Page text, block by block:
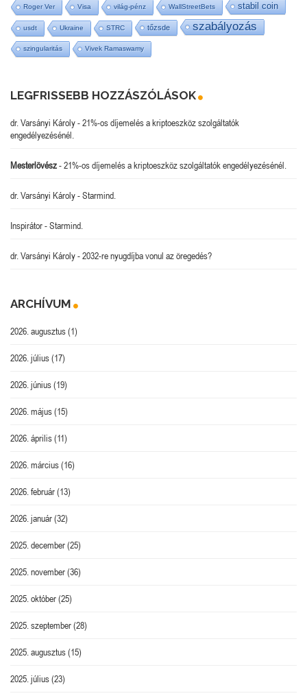
Roger Ver Visa világ-pénz WallStreetBets stabil coin
usdt Ukraine STRC tőzsde szabályozás
szingularitás Vivek Ramaswamy
LEGFRISSEBB HOZZÁSZÓLÁSOK
dr. Varsányi Károly-21%-os díjemelés a kriptoeszköz szolgáltatók
engedélyezésénél.
Mesterlövész-21%-os díjemelés a kriptoeszköz szolgáltatók engedélyezésénél.
dr. Varsányi Károly-Starmind.
Inspirátor-Starmind.
dr. Varsányi Károly-2032-re nyugdíjba vonul az öregedés?
ARCHÍVUM
2026. augusztus(1)
2026. július(17)
2026. június(19)
2026. május(15)
2026. április(11)
2026. március(16)
2026. február(13)
2026. január(32)
2025. december(25)
2025. november(36)
2025. október(25)
2025. szeptember(28)
2025. augusztus(15)
2025. július(23)